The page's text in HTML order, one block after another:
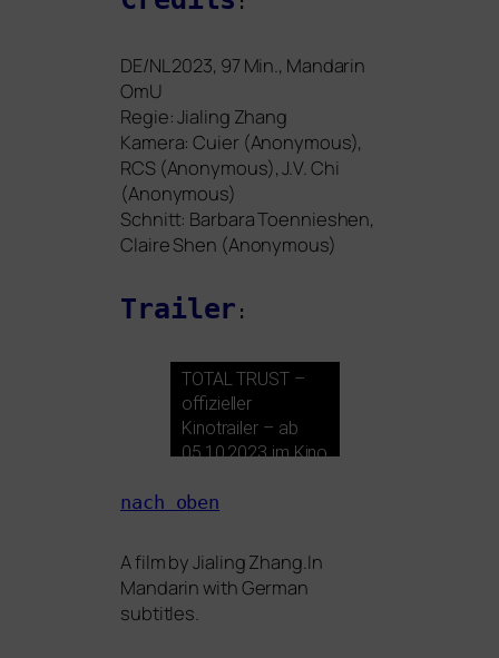
DE/NL 2023, 97 Min., Mandarin
OmU
Regie: Jialing Zhang
Kamera: Cuier (Anonymous),
RCS(Anonymous), J.V. Chi
(Anonymous)
Schnitt: Barbara Toennieshen,
Claire Shen (Anonymous)
Trailer :
TOTAL TRUST–
offi­zi­el­ler
Kinotrailer – ab
05.10.2023 im Kino
nach oben
A film byJialing Zhang.In
Mandarin with German
subtitles.